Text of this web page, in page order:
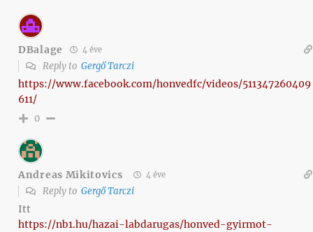
DBalage 4 éve
Reply to Gergő Tarczi
https://www.facebook.com/honvedfc/videos/511347260409
611/
0
Andreas Mikitovics 4 éve
Reply to Gergő Tarczi
Itt
https://nb1.hu/hazai-labdarugas/honved-gyirmot-